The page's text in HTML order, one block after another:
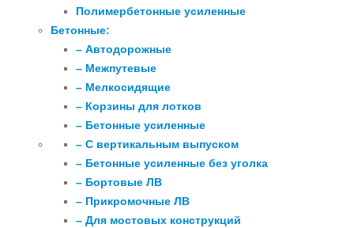
Полимербетонные усиленные
Бетонные:
– Автодорожные
– Межпутевые
– Мелкосидящие
– Корзины для лотков
– Бетонные усиленные
– С вертикальным выпуском
– Бетонные усиленные без уголка
– Бортовые ЛВ
– Прикромочные ЛВ
– Для мостовых конструкций